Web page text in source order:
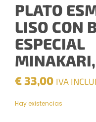
PLATO
LISO CON
ESPECIAL
€33,00 IVA
Hay existencias